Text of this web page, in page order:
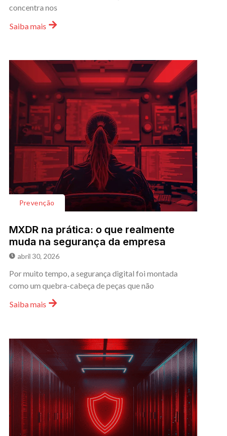
concentra nos
Saiba mais
Prevenção
MXDR na prática: o que realmente
muda na segurança da empresa
abril 30, 2026
Por muito tempo, a segurança digital foi montada
como um quebra-cabeça de peças que não
Saiba mais